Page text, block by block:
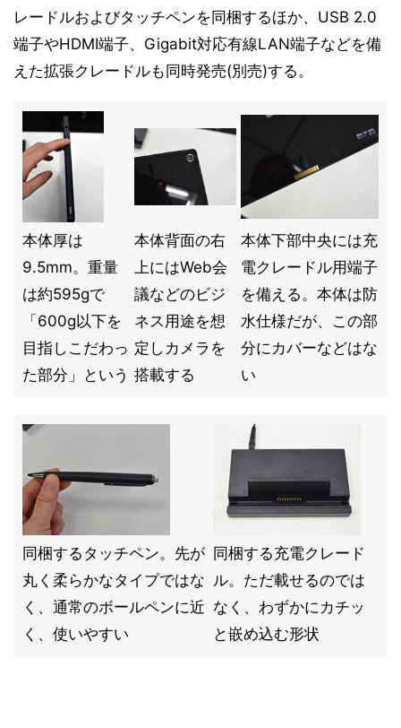
レードルおよびタッチペンを同梱するほか、USB 2.0
端子やHDMI端子、Gigabit対応有線LAN端子などを備
えた拡張クレードルも同時発売(別売)する。
本体厚は
9.5mm。重量
は約595gで
「600g以下を
目指しこだわっ
た部分」という
本体背面の右
上にはWeb会
議などのビジ
ネス用途を想
定しカメラを
搭載する
本体下部中央には充
電クレードル用端子
を備える。本体は防
水仕様だが、この部
分にカバーなどはな
い
同梱するタッチペン。先が
丸く柔らかなタイプではな
く、通常のボールペンに近
く、使いやすい
同梱する充電クレード
ル。ただ載せるのでは
なく、わずかにカチッ
と嵌め込む形状